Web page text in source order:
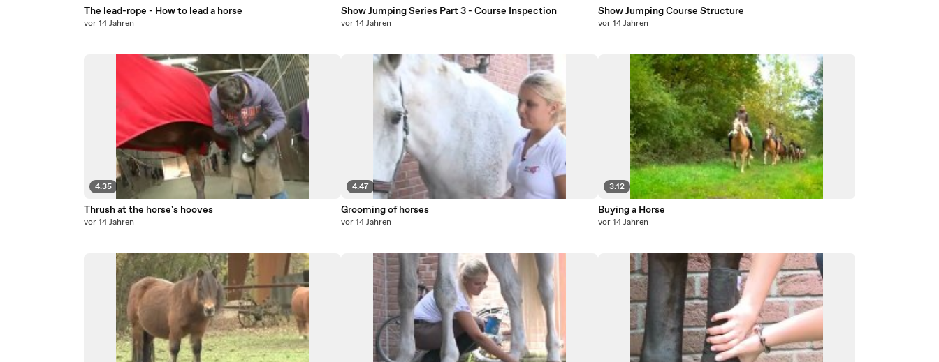
The lead-rope - How to lead a horse
vor 14 Jahren
4:35
Thrush at the horse's hooves
vor 14 Jahren
Show Jumping Series Part 3 - Course Inspection
vor 14 Jahren
4:47
Grooming of horses
vor 14 Jahren
Show Jumping Course Structure
vor 14 Jahren
3:12
Buying a Horse
vor 14 Jahren